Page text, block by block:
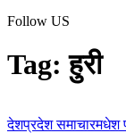
Follow US
Tag:हुरी
देशप्रदेश समाचारमधेश